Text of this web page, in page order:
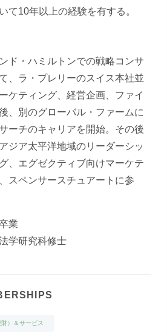
て10年以上の経験を有する。
ド・ハミルトンでの戦略コンサ
、ラ・プレリーのスイス本社並
ケティング、経営企画、ファイ
、別のグローバル・ファームに
ーチのキャリアを開始。その後
ジア太平洋地域のリーダーシッ
、エグゼクティブ向けマーケテ
スペンサースチュアートに参
業
学研究科修士
）＆サービス